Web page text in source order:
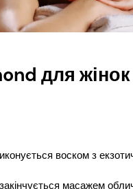
для жінок
воском з
масажем